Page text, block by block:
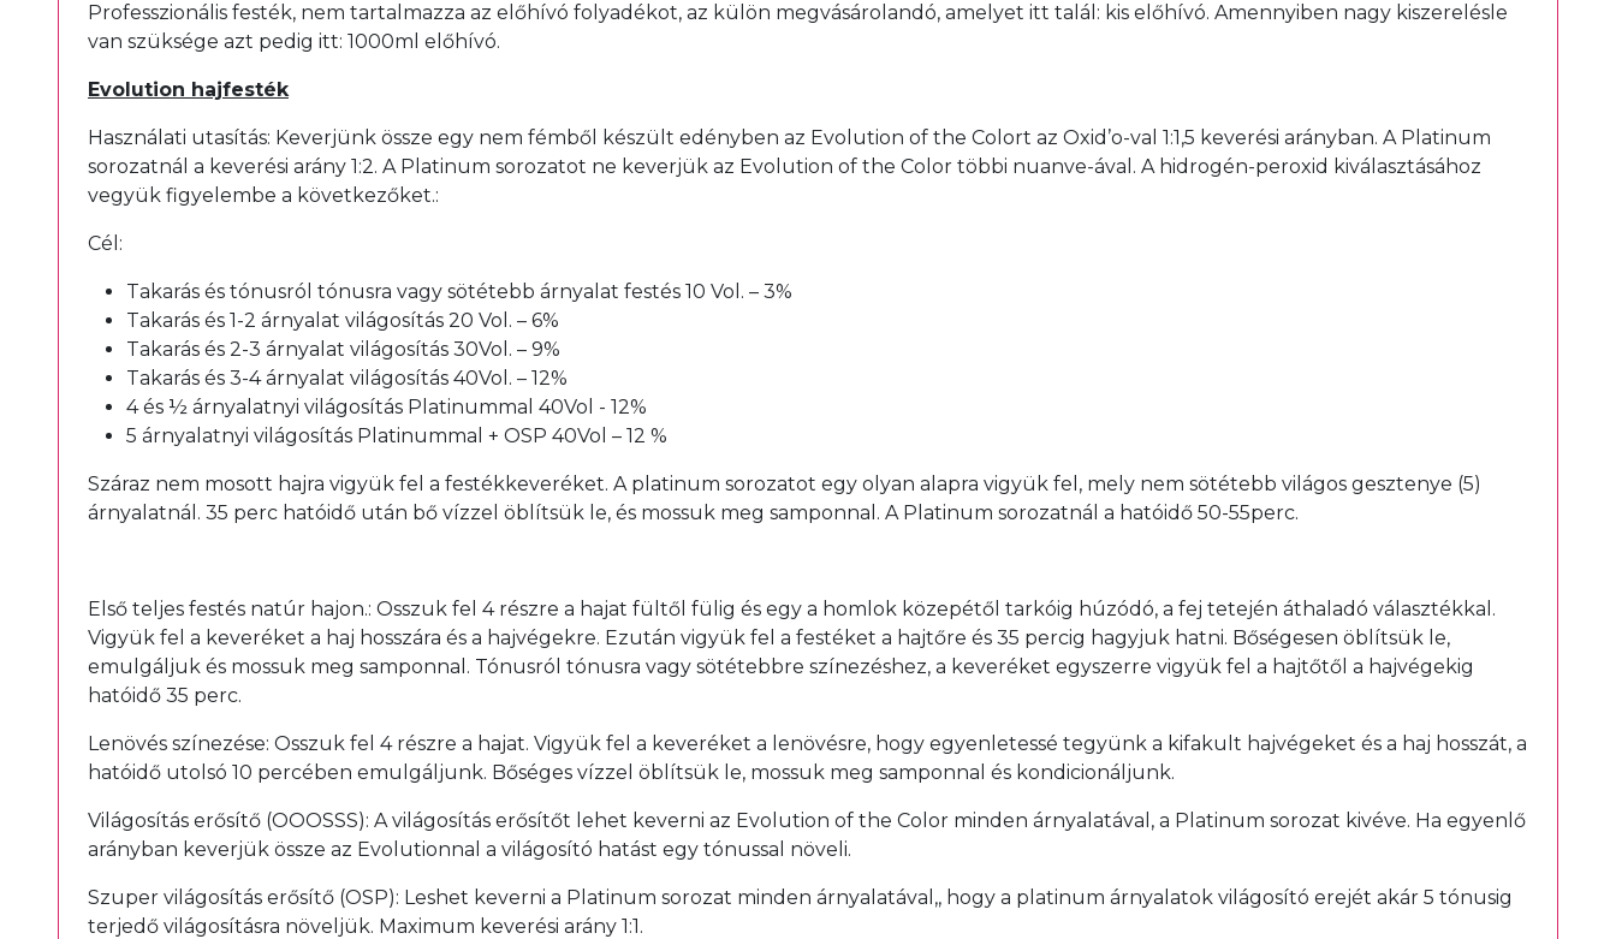
Professzionális festék, nem tartalmazza az előhívó folyadékot, az külön megvásárolandó, amelyet itt talál: kis előhívó. Amennyiben nagy kiszerelésle
van szüksége azt pedig itt: 1000ml előhívó.
Evolution hajfesték
Használati utasítás: Keverjünk össze egy nem fémből készült edényben az Evolution of the Colort az Oxid’o-val 1:1,5 keverési arányban. A Platinum
sorozatnál a keverési arány 1:2. A Platinum sorozatot ne keverjük az Evolution of the Color többi nuanve-ával. A hidrogén-peroxid kiválasztásához
vegyük figyelembe a következőket.:
Cél:
Takarás és tónusról tónusra vagy sötétebb árnyalat festés 10 Vol. – 3%
Takarás és 1-2 árnyalat világosítás 20 Vol. – 6%
Takarás és 2-3 árnyalat világosítás 30Vol. – 9%
Takarás és 3-4 árnyalat világosítás 40Vol. – 12%
4 és ½ árnyalatnyi világosítás Platinummal 40Vol - 12%
5 árnyalatnyi világosítás Platinummal + OSP 40Vol – 12 %
Száraz nem mosott hajra vigyük fel a festékkeveréket. A platinum sorozatot egy olyan alapra vigyük fel, mely nem sötétebb világos gesztenye (5)
árnyalatnál. 35 perc hatóidő után bő vízzel öblítsük le, és mossuk meg samponnal. A Platinum sorozatnál a hatóidő 50-55perc.
Első teljes festés natúr hajon.: Osszuk fel 4 részre a hajat fültől fülig és egy a homlok közepétől tarkóig húzódó, a fej tetején áthaladó választékkal.
Vigyük fel a keveréket a haj hosszára és a hajvégekre. Ezután vigyük fel a festéket a hajtőre és 35 percig hagyjuk hatni. Bőségesen öblítsük le,
emulgáljuk és mossuk meg samponnal. Tónusról tónusra vagy sötétebbre színezéshez, a keveréket egyszerre vigyük fel a hajtőtől a hajvégekig
hatóidő 35 perc.
Lenövés színezése: Osszuk fel 4 részre a hajat. Vigyük fel a keveréket a lenövésre, hogy egyenletessé tegyünk a kifakult hajvégeket és a haj hosszát, a
hatóidő utolsó 10 percében emulgáljunk. Bőséges vízzel öblítsük le, mossuk meg samponnal és kondicionáljunk.
Világosítás erősítő (OOOSSS): A világosítás erősítőt lehet keverni az Evolution of the Color minden árnyalatával, a Platinum sorozat kivéve. Ha egyenlő
arányban keverjük össze az Evolutionnal a világosító hatást egy tónussal növeli.
Szuper világosítás erősítő (OSP): Leshet keverni a Platinum sorozat minden árnyalatával,, hogy a platinum árnyalatok világosító erejét akár 5 tónusig
terjedő világosításra növeljük. Maximum keverési arány 1:1.